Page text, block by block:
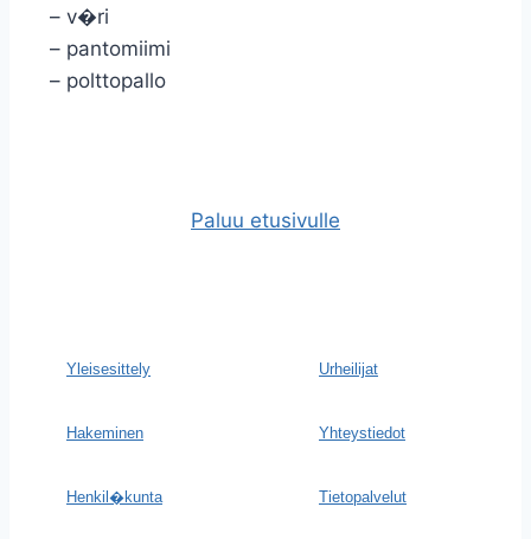
– v�ri
– pantomiimi
– polttopallo
Paluu etusivulle
Yleisesittely Urheilijat
Hakeminen Yhteystiedot
Henkil�kunta Tietopalvelut